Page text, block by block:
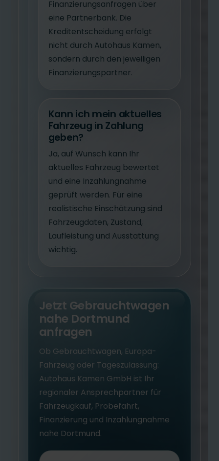
Finanzierungsanfragen über
eine Partnerbank. Die
Kreditentscheidung erfolgt
nicht durch Autohaus Kamen,
sondern durch den jeweiligen
Finanzierungspartner.
Kann ich mein aktuelles
Fahrzeug in Zahlung
geben?
Ja, auf Wunsch kann Ihr
aktuelles Fahrzeug bewertet
und eine Inzahlungnahme
geprüft werden. Für eine
realistische Einschätzung sind
Fahrzeugdaten, Zustand,
Laufleistung und Ausstattung
wichtig.
Jetzt Gebrauchtwagen
nahe Dortmund
anfragen
Ob Gebrauchtwagen, Europa-
Fahrzeug oder Tageszulassung:
Autohaus Kamen GmbH ist Ihr
regionaler Ansprechpartner für
Fahrzeugkauf, Probefahrt,
Finanzierung und Inzahlungnahme
nahe Dortmund.